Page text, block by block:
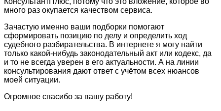
много раз окупается качеством сервиса.
Зачастую именно ваши подборки помогают
сформировать позицию по делу и определить ход
судебного разбирательства. В интернете я могу найти
только какой-нибудь законодательный акт или кодекс, да
и то не всегда уверен в его актуальности. А на линии
консультирования дают ответ с учётом всех нюансов
моей ситуации.
Огромное спасибо за вашу работу!